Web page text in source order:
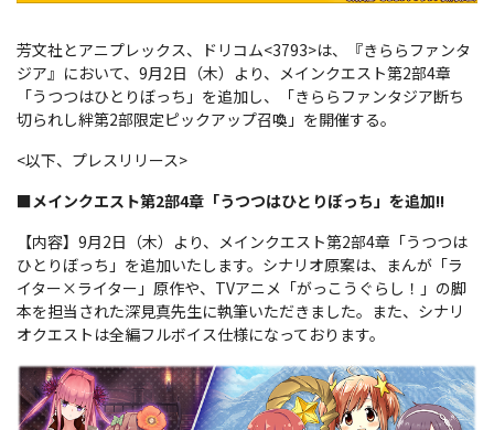
芳文社とアニプレックス、ドリコム<3793>は、『きららファンタ
ジア』において、9月2日（木）より、メインクエスト第2部4章
「うつつはひとりぼっち」を追加し、「きららファンタジア断ち
切られし絆第2部限定ピックアップ召喚」を開催する。
<以下、プレスリリース>
■メインクエスト第2部4章「うつつはひとりぼっち」を追加!!
【内容】9月2日（木）より、メインクエスト第2部4章「うつつは
ひとりぼっち」を追加いたします。シナリオ原案は、まんが「ラ
イター×ライター」原作や、TVアニメ「がっこうぐらし！」の脚
本を担当された深見真先生に執筆いただきました。また、シナリ
オクエストは全編フルボイス仕様になっております。